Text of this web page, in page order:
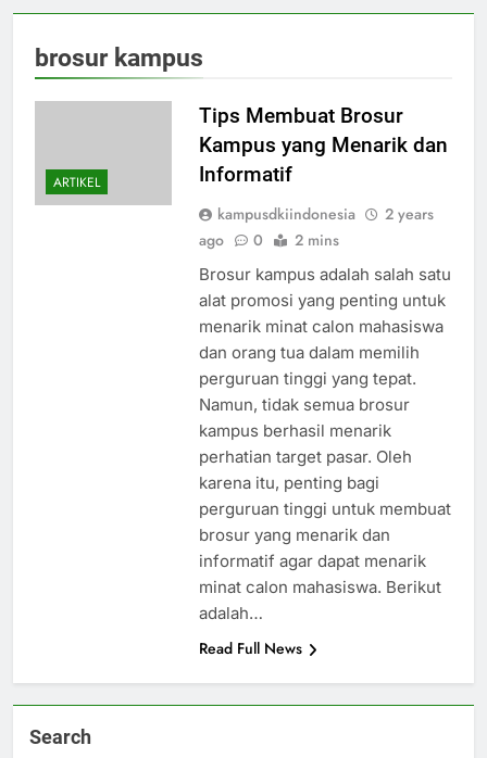
brosur kampus
ARTIKEL
Tips Membuat Brosur
Kampus yang Menarik dan
Informatif
kampusdkiindonesia
2 years
ago
0 2 mins
Brosur kampus adalah salah satu
alat promosi yang penting untuk
menarik minat calon mahasiswa
dan orang tua dalam memilih
perguruan tinggi yang tepat.
Namun, tidak semua brosur
kampus berhasil menarik
perhatian target pasar. Oleh
karena itu, penting bagi
perguruan tinggi untuk membuat
brosur yang menarik dan
informatif agar dapat menarik
minat calon mahasiswa. Berikut
adalah…
Read Full News
Search